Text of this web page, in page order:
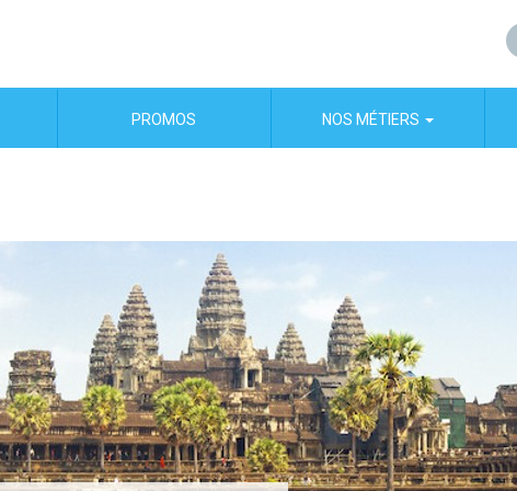
PROMOS NOS MÉTIERS